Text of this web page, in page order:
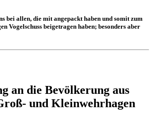
bei allen, die mit angepackt haben und somit zum
Vogelschuss beigetragen haben; besonders aber
an die Bevölkerung aus
und Kleinwehrhagen